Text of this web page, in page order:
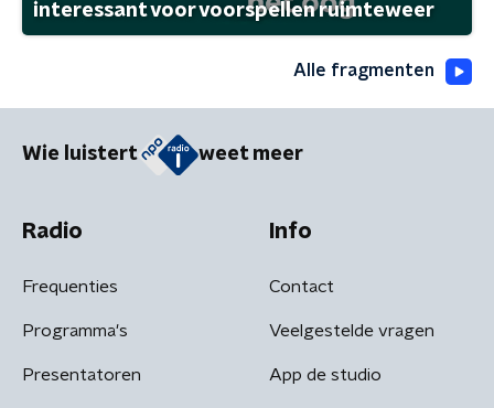
interessant voor voorspellen ruimteweer
Alle fragmenten
Wie luistert weet meer
Radio
Frequenties
Programma's
Presentatoren
Info
Contact
Veelgestelde vragen
App de studio